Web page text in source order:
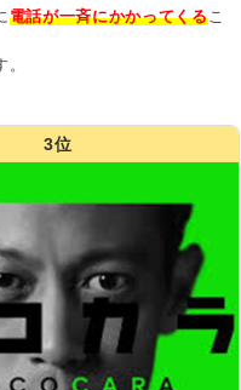
電話が一斉にかかってくるこ
3位